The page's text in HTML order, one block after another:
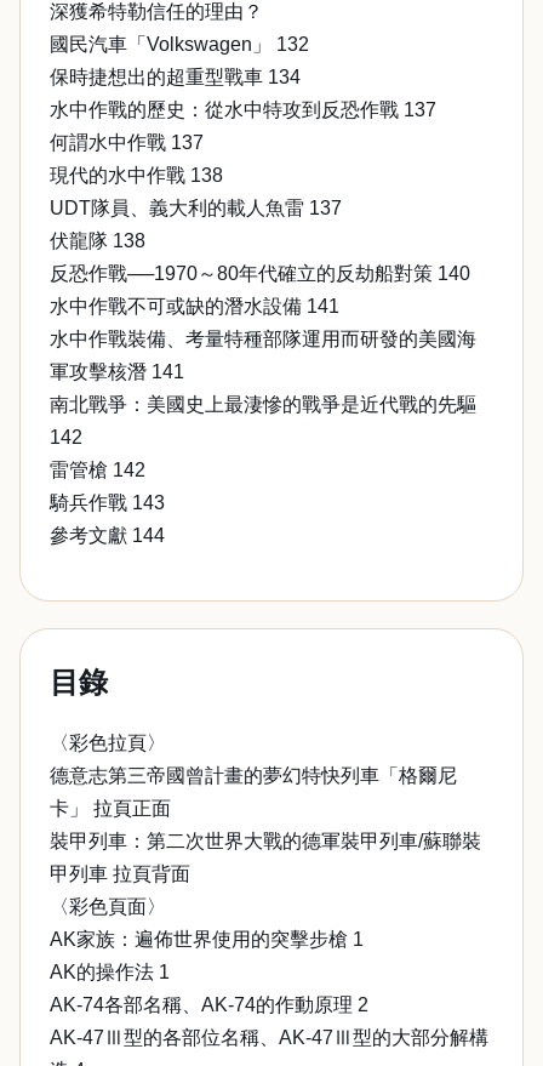
深獲希特勒信任的理由？
國民汽車「Volkswagen」 132
保時捷想出的超重型戰車 134
水中作戰的歷史：從水中特攻到反恐作戰 137
何謂水中作戰 137
現代的水中作戰 138
UDT隊員、義大利的載人魚雷 137
伏龍隊 138
反恐作戰──1970～80年代確立的反劫船對策 140
水中作戰不可或缺的潛水設備 141
水中作戰裝備、考量特種部隊運用而研發的美國海
軍攻擊核潛 141
南北戰爭：美國史上最淒慘的戰爭是近代戰的先驅
142
雷管槍 142
騎兵作戰 143
參考文獻 144
目錄
〈彩色拉頁〉
德意志第三帝國曾計畫的夢幻特快列車「格爾尼
卡」 拉頁正面
裝甲列車：第二次世界大戰的德軍裝甲列車/蘇聯裝
甲列車 拉頁背面
〈彩色頁面〉
AK家族：遍佈世界使用的突擊步槍 1
AK的操作法 1
AK-74各部名稱、AK-74的作動原理 2
AK-47Ⅲ型的各部位名稱、AK-47Ⅲ型的大部分解構